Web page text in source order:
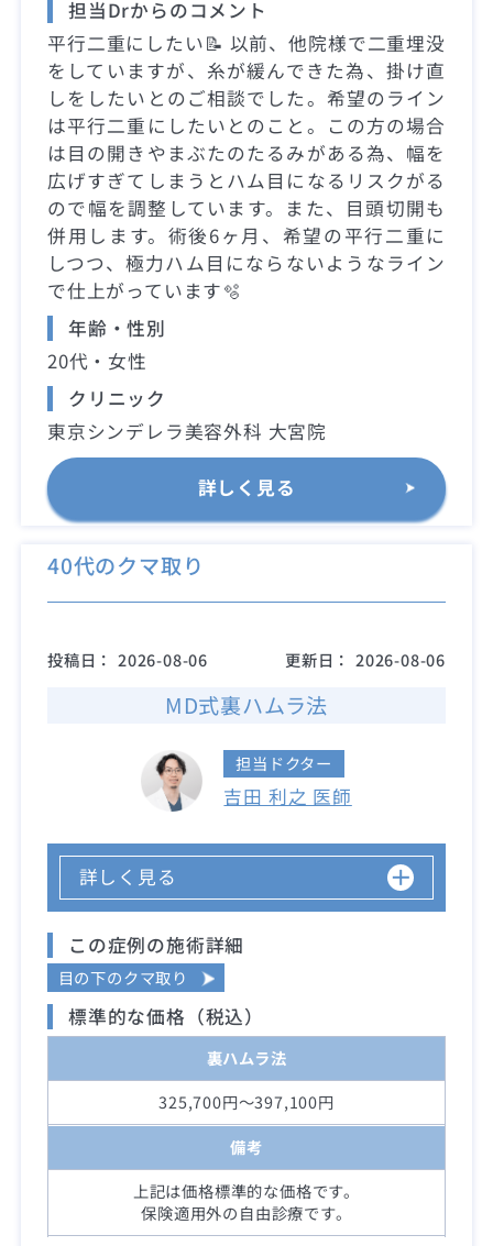
担当Drからのコメント
平行二重にしたい📝 以前、他院様で二重埋没
をしていますが、糸が緩んできた為、掛け直
しをしたいとのご相談でした。希望のライン
は平行二重にしたいとのこと。この方の場合
は目の開きやまぶたのたるみがある為、幅を
広げすぎてしまうとハム目になるリスクがる
ので幅を調整しています。また、目頭切開も
併用します。術後6ヶ月、希望の平行二重に
しつつ、極力ハム目にならないようなライン
で仕上がっています🫧
年齢・性別
20代・女性
クリニック
東京シンデレラ美容外科 大宮院
詳しく見る
40代のクマ取り
投稿日： 2026-08-06 更新日： 2026-08-06
MD式裏ハムラ法
担当ドクター
吉田 利之 医師
詳しく見る
この症例の施術詳細
目の下のクマ取り
標準的な価格（税込）
裏ハムラ法
325,700円～397,100円
備考
上記は価格標準的な価格です。
保険適用外の自由診療です。